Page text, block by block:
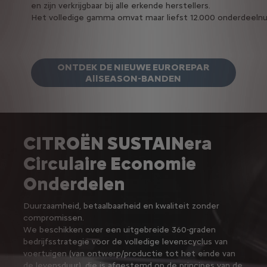
en zijn verkrijgbaar bij alle erkende herstellers.
Het volledige gamma omvat maar liefst 12.000
ONTDEK DE NIEUWE EUROREPAR
AllSEASON-BANDEN
CITROËN SUSTAINera
Circulaire Economie
Onderdelen
Duurzaamheid, betaalbaarheid en kwaliteit zonder
compromissen.
We beschikken over een uitgebreide 360-graden
bedrijfsstrategie voor de volledige levenscyclus van
voertuigen (van ontwerp/productie tot het einde van